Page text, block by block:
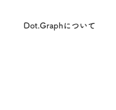
Dot.Graphについて